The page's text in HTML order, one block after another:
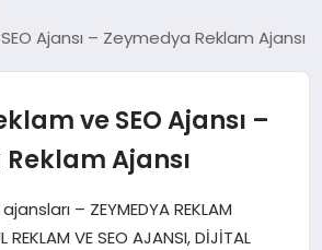
Ajansı – Zeymedya Reklam Ajansı
ve SEO Ajansı –
Ajansı
– ZEYMEDYA REKLAM
REKLAM VE SEO AJANSI, DİJİTAL